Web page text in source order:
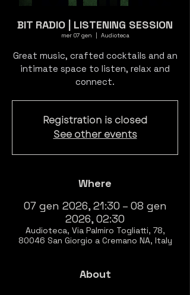
BIT RADIO | LISTENING SESSION
mer 07 gen
  |
Audioteca
Great music, crafted cocktails and an
intimate space to listen, relax and
connect.
Registration is closed
See other events
Where
07 gen 2026, 21:30 – 08 gen
2026, 02:30
Audioteca, Via Palmiro Togliatti, 78,
80046 San Giorgio a Cremano NA, Italy
About